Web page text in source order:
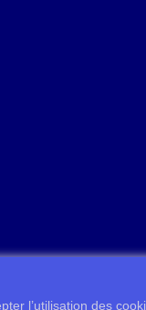
l’utilisation des